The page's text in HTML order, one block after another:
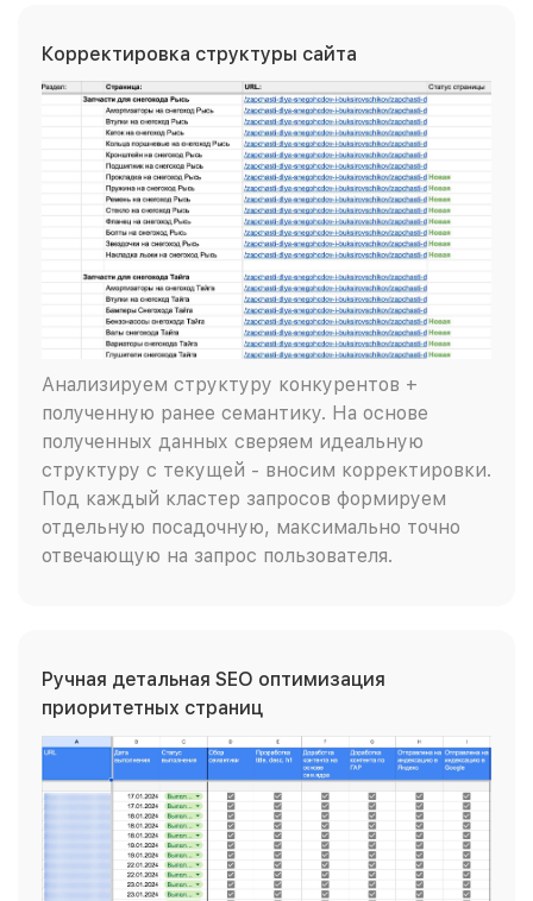
Корректировка структуры сайта
Анализируем структуру конкурентов +
полученную ранее семантику. На основе
полученных данных сверяем идеальную
структуру с текущей - вносим корректировки.
Под каждый кластер запросов формируем
отдельную посадочную, максимально точно
отвечающую на запрос пользователя.
Ручная детальная SEO оптимизация
приоритетных страниц